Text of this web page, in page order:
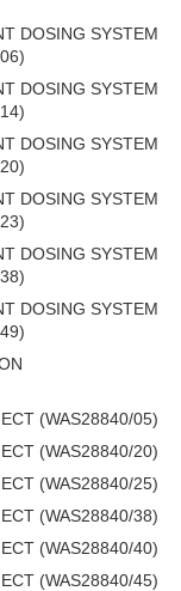
DOSING SYSTEM
DOSING SYSTEM
DOSING SYSTEM
DOSING SYSTEM
DOSING SYSTEM
DOSING SYSTEM
(WAS28840/05)
(WAS28840/20)
(WAS28840/25)
(WAS28840/38)
(WAS28840/40)
(WAS28840/45)